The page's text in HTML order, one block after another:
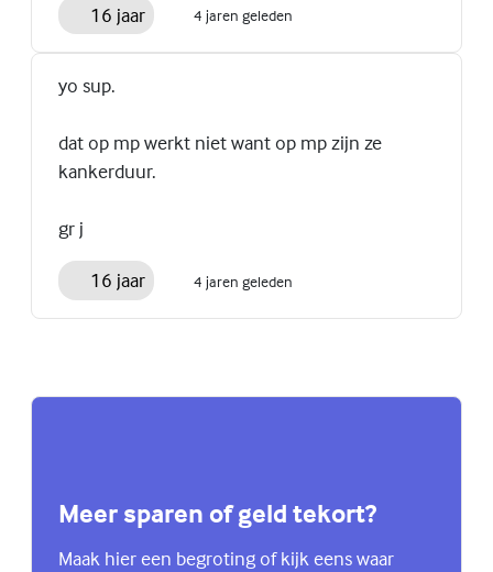
16 jaar 4 jaren geleden
yo sup.
dat op mp werkt niet want op mp zijn ze
kankerduur.
gr j
16 jaar 4 jaren geleden
Meer sparen of geld tekort?
Maak hier een begroting of kijk eens waar